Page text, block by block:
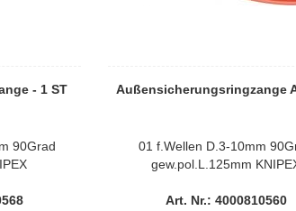
- 1 ST
90Grad
Außensicherungsringzange
01 f.Wellen D.3-10mm
gew.pol.L.125mm
Art. Nr.: 4000810560